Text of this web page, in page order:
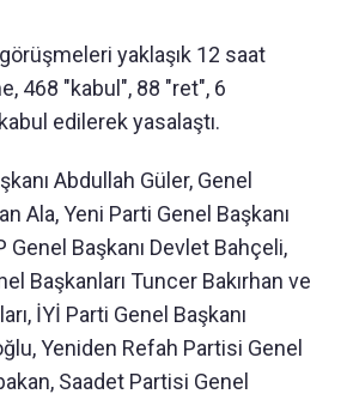
yaklaşık 12 saat
468 "kabul", 88 "ret", 6
edilerek yasalaştı.
Abdullah Güler, Genel
Ala, Yeni Parti Genel Başkanı
Genel Başkanı Devlet Bahçeli,
Başkanları Tuncer Bakırhan ve
İYİ Parti Genel Başkanı
Yeniden Refah Partisi Genel
Saadet Partisi Genel